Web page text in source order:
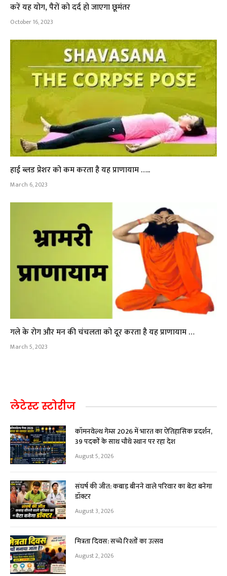
करें यह योग, पैरों को दर्द हो जाएगा छूमंतर
October 16, 2023
हाई ब्लड प्रेशर को कम करता है यह प्राणायाम …..
March 6, 2023
गले के रोग और मन की चंचलता को दूर करता है यह प्राणायाम …
March 5, 2023
लेटेस्ट स्टोरीज
कॉमनवेल्थ गेम्स 2026 में भारत का ऐतिहासिक प्रदर्शन,
39 पदकों के साथ चौथे स्थान पर रहा देश
August 5, 2026
संघर्ष की जीत: कबाड़ बीनने वाले परिवार का बेटा बनेगा
डॉक्टर
August 3, 2026
मित्रता दिवस: सच्चे रिश्तों का उत्सव
August 2, 2026